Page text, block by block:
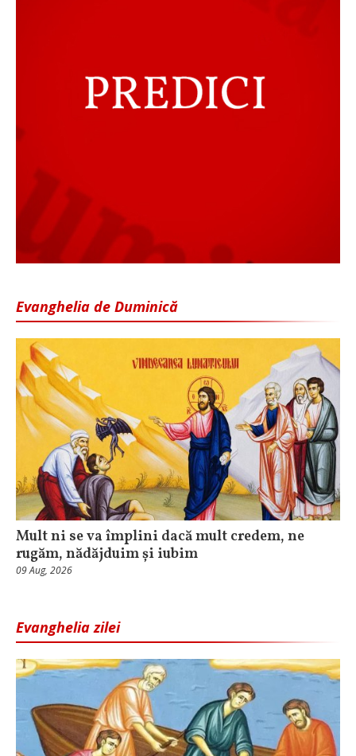
Evanghelia de Duminică
Mult ni se va împlini dacă mult credem, ne
rugăm, nădăjduim și iubim
09 Aug, 2026
Evanghelia zilei